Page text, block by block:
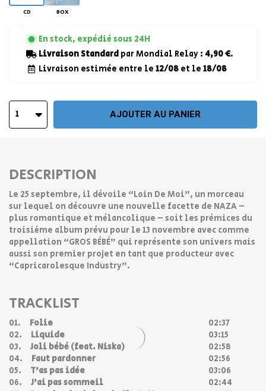
CD BOX
En stock, expédié sous 24H
Livraison Standard par Mondial Relay : 4,90 €.
Livraison estimée entre le 12/08 et le 18/08
1 AJOUTER AU PANIER
DESCRIPTION
Le 25 septembre, il dévoile “Loin De Moi”, un morceau
sur lequel on découvre une nouvelle facette de NAZA –
plus romantique et mélancolique – soit les prémices du
troisième album prévu pour le 13 novembre avec comme
appellation “GROS BÉBÉ” qui représente son univers mais
aussi son premier projet en tant que producteur avec
“Capricarolesque Industry”.
TRACKLIST
01. Folie
02:37
02.
Liquide
03:15
03.
Joli bébé (feat. Niska)
02:58
04.
Faut pardonner
02:56
05.
T'as pas idée
03:06
06.
J'ai pas sommeil
02:44